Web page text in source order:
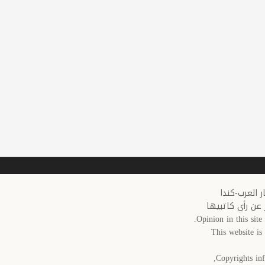
عن رأي كاتبيها
Opinion in this
This website
Copyrights